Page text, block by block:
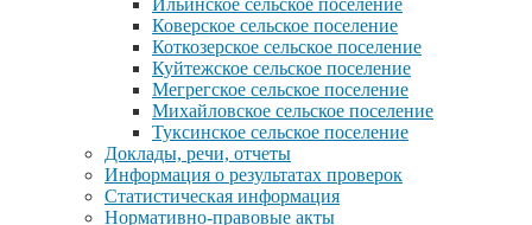
Коверское сельское поселение
Коткозерское сельское поселение
Куйтежское сельское поселение
Мегрегское сельское поселение
Михайловское сельское поселение
Туксинское сельское поселение
Доклады, речи, отчеты
Информация о результатах проверок
Статистическая информация
Нормативно-правовые акты